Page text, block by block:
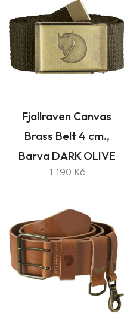
Fjallraven Canvas
Brass Belt 4 cm.,
Barva DARK OLIVE
1 190 Kč